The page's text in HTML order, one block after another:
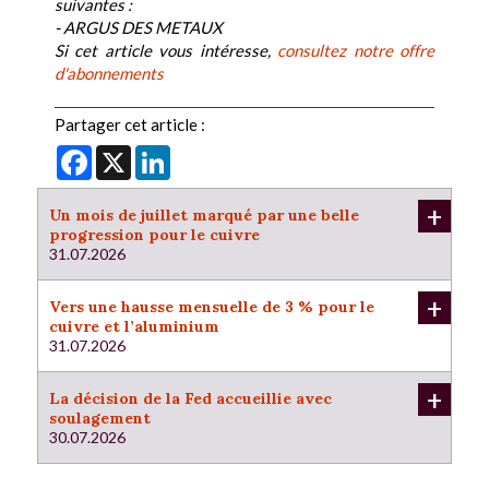
suivantes :
- ARGUS DES METAUX
Si cet article vous intéresse, consultez notre offre
d'abonnements
Partager cet article :
Facebook
X
Un mois de juillet marqué par une belle
progression pour le cuivre
31.07.2026
+
Vers une hausse mensuelle de 3 % pour le
cuivre et l’aluminium
31.07.2026
+
La décision de la Fed accueillie avec
soulagement
30.07.2026
+